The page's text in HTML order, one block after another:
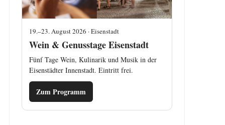
19.–23. August 2026 · Eisenstadt
Wein & Genusstage Eisenstadt
Fünf Tage Wein, Kulinarik und Musik in der
Eisenstädter Innenstadt. Eintritt frei.
Zum Programm